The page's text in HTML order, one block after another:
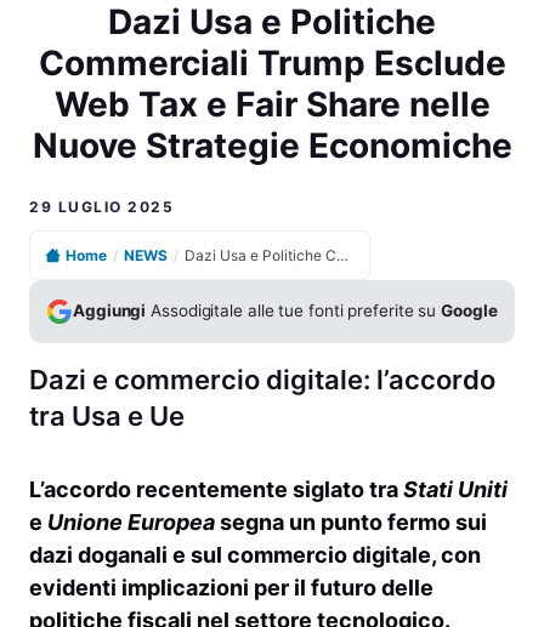
Dazi Usa e Politiche
Commerciali Trump Esclude
Web Tax e Fair Share nelle
Nuove Strategie Economiche
29 LUGLIO 2025
Home / NEWS / Dazi Usa e Politiche Commerciali Trump Esclude Web Tax e Fair Share nelle Nuove Strategie Economiche
Aggiungi Assodigitale alle tue fonti preferite suGoogle
Dazi e commercio digitale: l’accordo
tra Usa e Ue
L’accordo recentemente siglato traStati Uniti
e Unione Europeasegna un punto fermo sui
dazi doganali e sul commercio digitale, con
evidenti implicazioni per il futuro delle
politiche fiscali nel settore tecnologico.